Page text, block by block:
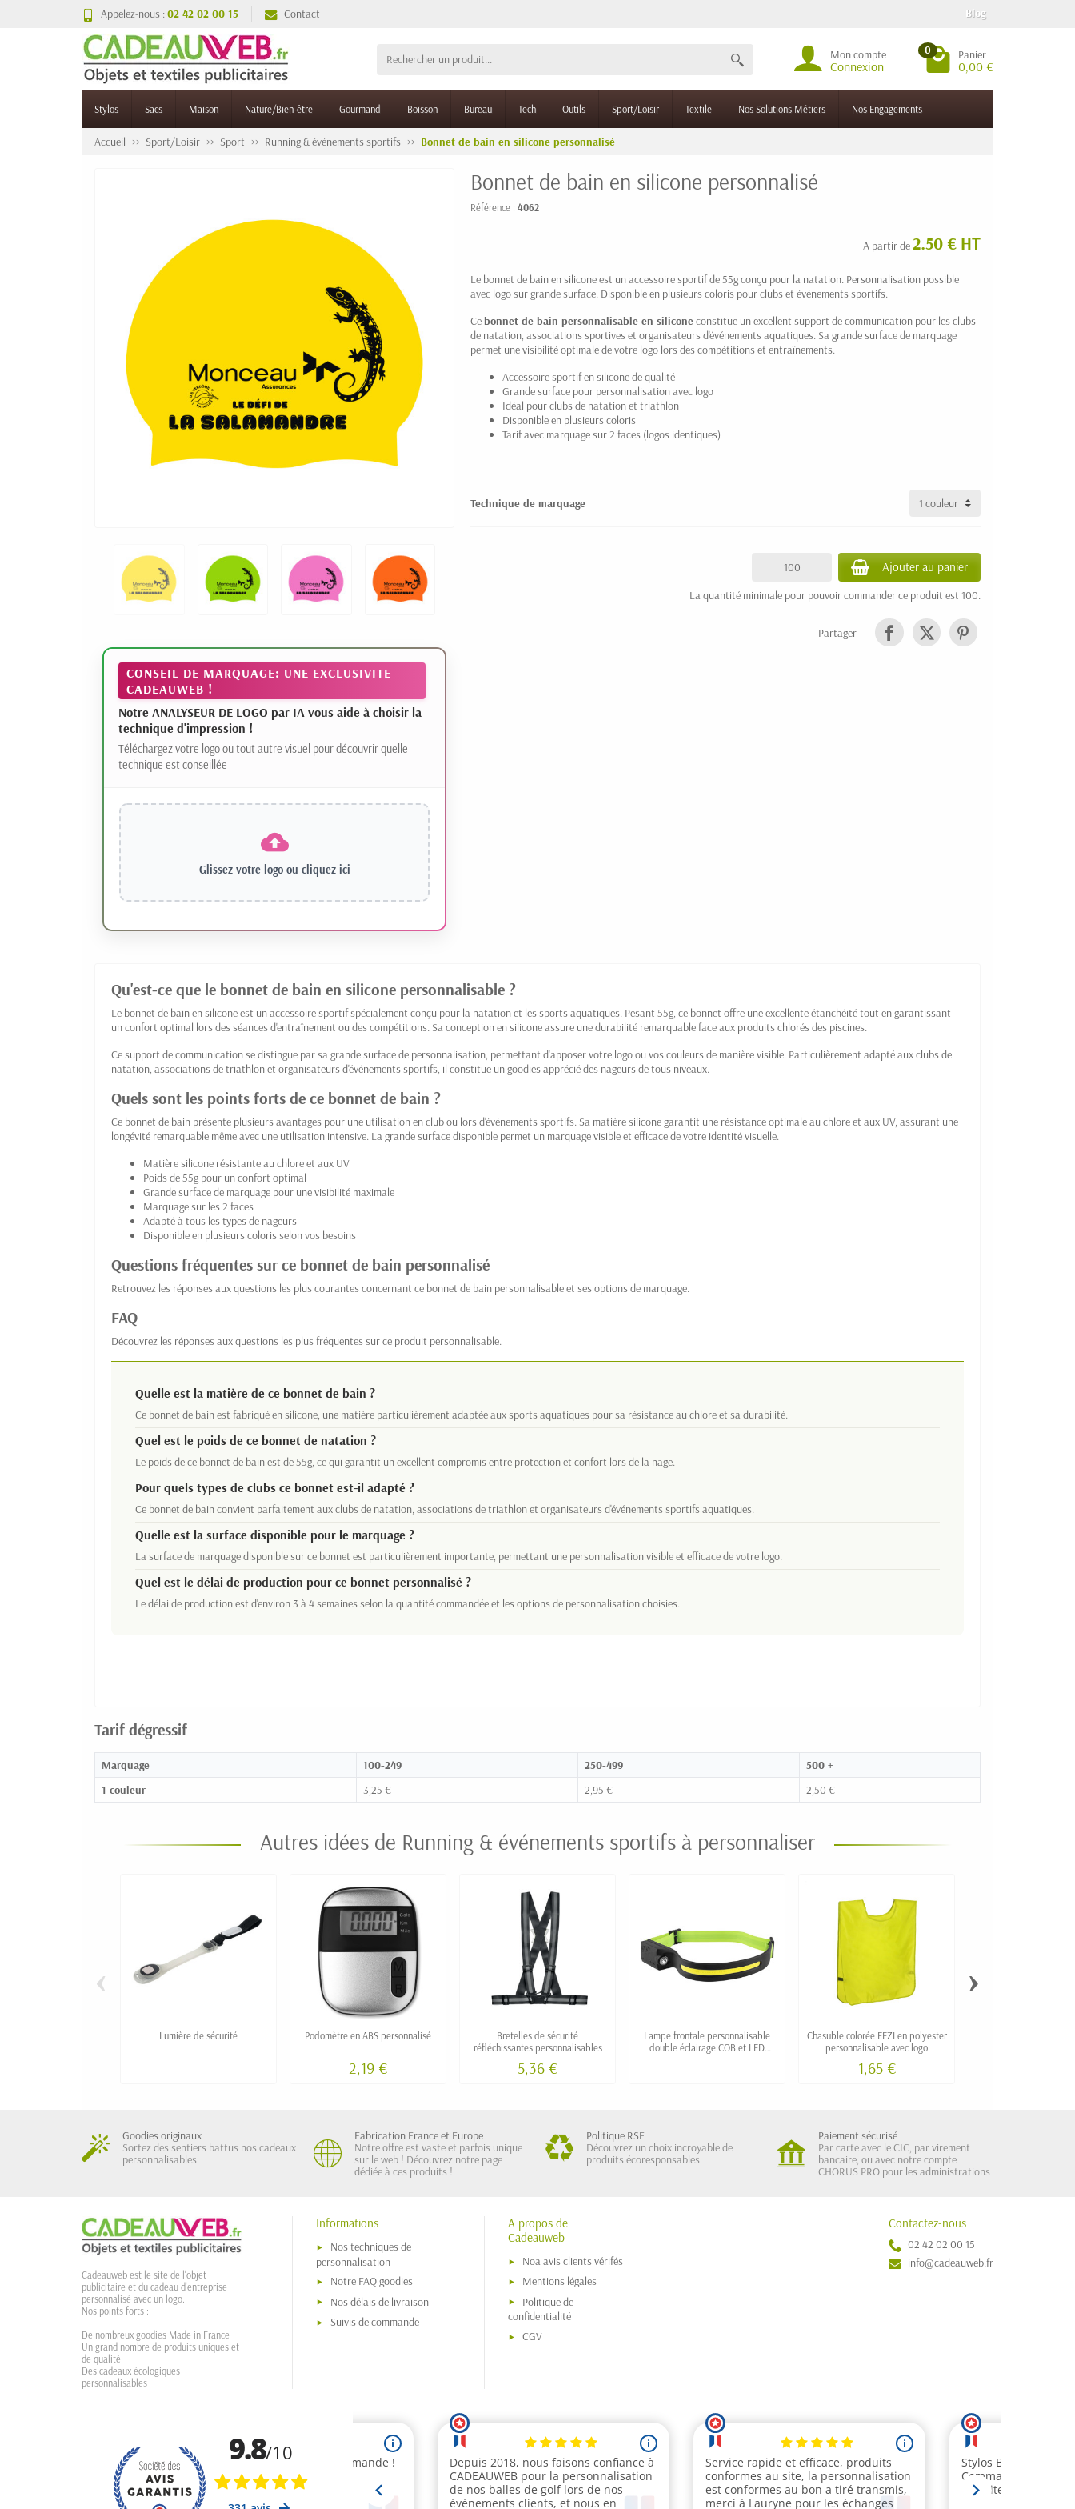
Appelez-nous :02 42 02 00 15 Contact Blog
Mon compte
Connexion
0 Panier
0,00 €
Stylos Sacs Maison Nature/Bien-être Gourmand Boisson Bureau Tech Outils Sport/Loisir Textile Nos Solutions Métiers Nos Engagements
Accueil Sport/Loisir Sport Running & événements sportifs Bonnet de bain en silicone personnalisé
CONSEIL DE MARQUAGE: UNE EXCLUSIVITE
CADEAUWEB !
Notre ANALYSEUR DE LOGO par IA vous aide à choisir la
technique d'impression !
Téléchargez votre logo ou tout autre visuel pour découvrir quelle
technique est conseillée
Glissez votre logo ou cliquez ici
Bonnet de bain en silicone personnalisé
Référence : 4062
A partir de2.50 € HT
Le bonnet de bain en silicone est un accessoire sportif de 55g conçu pour la natation. Personnalisation possible
avec logo sur grande surface. Disponible en plusieurs coloris pour clubs et événements sportifs.
Cebonnet de bain personnalisable en siliconeconstitue un excellent support de communication pour les clubs
de natation, associations sportives et organisateurs d'événements aquatiques. Sa grande surface de marquage
permet une visibilité optimale de votre logo lors des compétitions et entraînements.
Accessoire sportif en silicone de qualité
Grande surface pour personnalisation avec logo
Idéal pour clubs de natation et triathlon
Disponible en plusieurs coloris
Tarif avec marquage sur 2 faces (logos identiques)
Technique de marquage
Ajouter au panier
La quantité minimale pour pouvoir commander ce produit est 100.
Partager
Qu'est-ce que le bonnet de bain en silicone personnalisable ?
Le bonnet de bain en silicone est un accessoire sportif spécialement conçu pour la natation et les sports aquatiques. Pesant 55g, ce bonnet offre une excellente étanchéité tout en garantissant
un confort optimal lors des séances d'entraînement ou des compétitions. Sa conception en silicone assure une durabilité remarquable face aux produits chlorés des piscines.
Ce support de communication se distingue par sa grande surface de personnalisation, permettant d'apposer votre logo ou vos couleurs de manière visible. Particulièrement adapté aux clubs de
natation, associations de triathlon et organisateurs d'événements sportifs, il constitue un goodies apprécié des nageurs de tous niveaux.
Quels sont les points forts de ce bonnet de bain ?
Ce bonnet de bain présente plusieurs avantages pour une utilisation en club ou lors d'événements sportifs. Sa matière silicone garantit une résistance optimale au chlore et aux UV, assurant une
longévité remarquable même avec une utilisation intensive. La grande surface disponible permet un marquage visible et efficace de votre identité visuelle.
Matière silicone résistante au chlore et aux UV
Poids de 55g pour un confort optimal
Grande surface de marquage pour une visibilité maximale
Marquage sur les 2 faces
Adapté à tous les types de nageurs
Disponible en plusieurs coloris selon vos besoins
Questions fréquentes sur ce bonnet de bain personnalisé
Retrouvez les réponses aux questions les plus courantes concernant ce bonnet de bain personnalisable et ses options de marquage.
FAQ
Découvrez les réponses aux questions les plus fréquentes sur ce produit personnalisable.
Quelle est la matière de ce bonnet de bain ?
Ce bonnet de bain est fabriqué en silicone, une matière particulièrement adaptée aux sports aquatiques pour sa résistance au chlore et sa durabilité.
Quel est le poids de ce bonnet de natation ?
Le poids de ce bonnet de bain est de 55g, ce qui garantit un excellent compromis entre protection et confort lors de la nage.
Pour quels types de clubs ce bonnet est-il adapté ?
Ce bonnet de bain convient parfaitement aux clubs de natation, associations de triathlon et organisateurs d'événements sportifs aquatiques.
Quelle est la surface disponible pour le marquage ?
La surface de marquage disponible sur ce bonnet est particulièrement importante, permettant une personnalisation visible et efficace de votre logo.
Quel est le délai de production pour ce bonnet personnalisé ?
Le délai de production est d'environ 3 à 4 semaines selon la quantité commandée et les options de personnalisation choisies.
Tarif dégressif
Marquage 100-249 250-499
500 +
1 couleur
3,25 € 2,95 € 2,50 €
Autres idées de Running & événements sportifs à personnaliser
Lumière de sécurité Podomètre en ABS personnalisé
2,19 €
Bretelles de sécurité
réfléchissantes personnalisables
5,36 €
Lampe frontale personnalisable
double éclairage COB et LED
Chasuble colorée FEZI en polyester
personnalisable avec logo
1,65 €
‹ ›
Goodies originaux
Sortez des sentiers battus nos cadeaux
personnalisables
Fabrication France et Europe
Notre offre est vaste et parfois unique
sur le web ! Découvrez notre page
dédiée à ces produits !
Politique RSE
Découvrez un choix incroyable de
produits écoresponsables
Paiement sécurisé
Par carte avec le CIC, par virement
bancaire, ou avec notre compte
CHORUS PRO pour les administrations
Cadeauweb est le site de l'objet
publicitaire et du cadeau d'entreprise
personnalisé avec un logo.
Nos points forts :
De nombreux goodies Made in France
Un grand nombre de produits uniques et
de qualité
Des cadeaux écologiques
personnalisables
Informations
Nos techniques de
personnalisation
Notre FAQ goodies
Nos délais de livraison
Suivis de commande
A propos de
Cadeauweb
Noa avis clients vérifés
Mentions légales
Politique de
confidentialité
CGV
Contactez-nous
02 42 02 00 15
info@cadeauweb.fr